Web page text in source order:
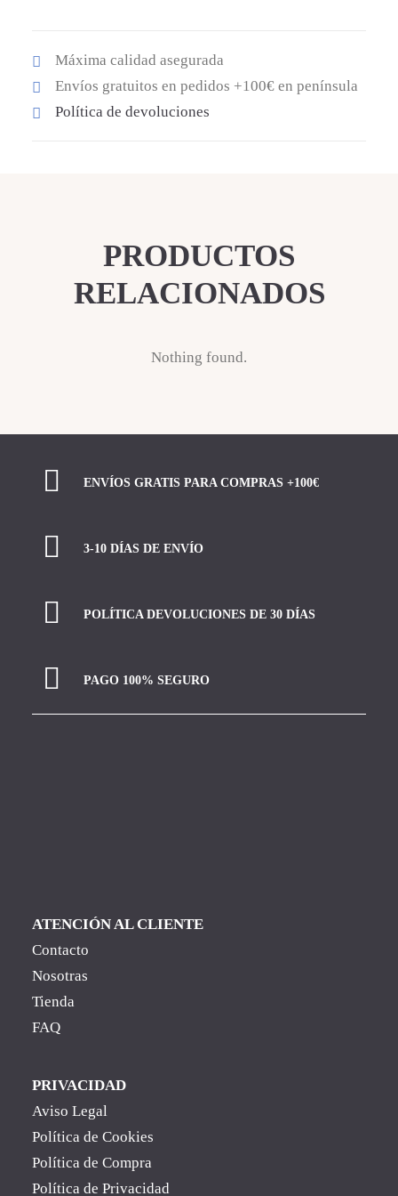
Máxima calidad asegurada
Envíos gratuitos en pedidos +100€ en península
Política de devoluciones
PRODUCTOS
RELACIONADOS
Nothing found.
ENVÍOS GRATIS PARA COMPRAS +100€
3-10 DÍAS DE ENVÍO
POLÍTICA DEVOLUCIONES DE 30 DÍAS
PAGO 100% SEGURO
ATENCIÓN AL CLIENTE
Contacto
Nosotras
Tienda
FAQ
PRIVACIDAD
Aviso Legal
Política de Cookies
Política de Compra
Política de Privacidad